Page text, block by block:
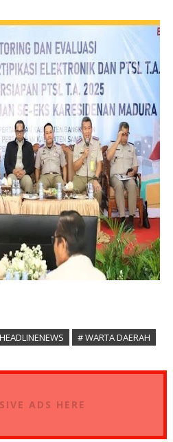
# WARTA DAERAH
ADS HERE